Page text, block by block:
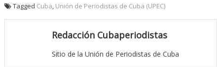
Tagged Cuba, Unión de Periodistas de Cuba (UPEC)
Redacción Cubaperiodistas
Sitio de la Unión de Periodistas de Cuba